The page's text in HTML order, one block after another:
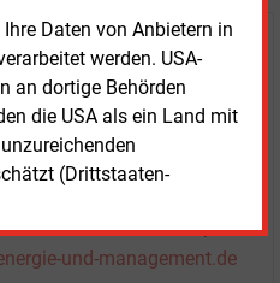
Daten von Anbietern in
werden. USA-
an dortige Behörden
die USA als ein Land mit
(Drittstaaten-
an Content oder
Ihr Unternehmen?
Fragen zur Nutzung von
Abonnement-
sich unter Tel. 08152 / 93
und-management.de